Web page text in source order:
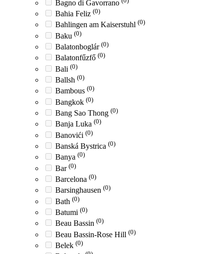
Bagno di Gavorrano
Bahia Feliz (0)
Bahlingen am Kaiserstuhl (0)
Baku (0)
Balatonboglár (0)
Balatonfűzfő (0)
Bali (0)
Ballsh (0)
Bambous (0)
Bangkok (0)
Bang Sao Thong (0)
Banja Luka (0)
Banovići (0)
Banská Bystrica (0)
Banya (0)
Bar (0)
Barcelona (0)
Barsinghausen (0)
Bath (0)
Batumi (0)
Beau Bassin (0)
Beau Bassin-Rose Hill (0)
Belek (0)